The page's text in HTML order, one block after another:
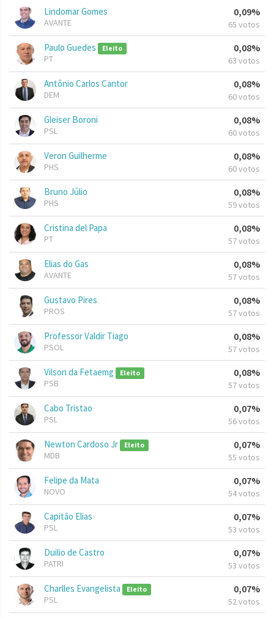
Lindomar Gomes
AVANTE
0,09%
65 votos
Paulo Guedes Eleito
PT
0,08%
63 votos
Antônio Carlos Cantor
DEM
0,08%
60 votos
Gleiser Boroni
PSL
0,08%
60 votos
Veron Guilherme
PHS
0,08%
60 votos
Bruno Júlio
PHS
0,08%
59 votos
Cristina del Papa
PT
0,08%
57 votos
Elias do Gas
AVANTE
0,08%
57 votos
Gustavo Pires
PROS
0,08%
57 votos
Professor Valdir Tiago
PSOL
0,08%
57 votos
Vilson da Fetaemg Eleito
PSB
0,08%
57 votos
Cabo Tristao
PSL
0,07%
56 votos
Newton Cardoso Jr Eleito
MDB
0,07%
55 votos
Felipe da Mata
NOVO
0,07%
54 votos
Capitão Elias
PSL
0,07%
53 votos
Duilio de Castro
PATRI
0,07%
53 votos
Charlles Evangelista Eleito
PSL
0,07%
52 votos